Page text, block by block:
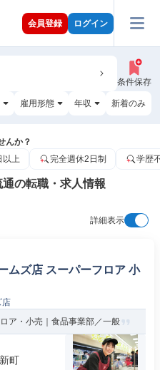
会員登録 ログイン
条件保存
雇用形態 年収 新着のみ
んか？
以上 完全週休2日制 学歴
の転職・求人情報
詳細表示
ムズ店 スーパーフロア 小
店
ア・小売｜食品事業部／一般
町